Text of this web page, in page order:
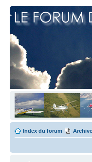
Index du forum